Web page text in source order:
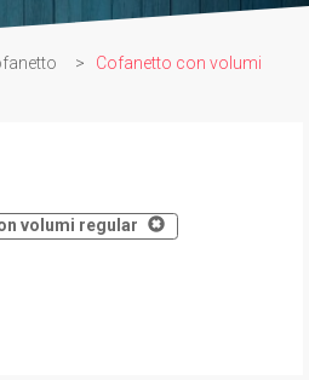
>
Cofanetto con volumi
volumi regular